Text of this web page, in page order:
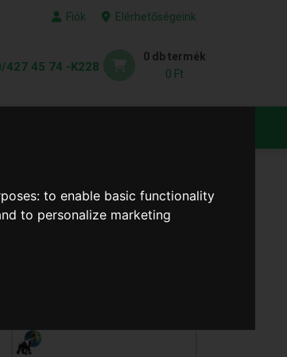
to enable basic functionality
to personalize marketing
Fiók Elérhetőségeink
427 45 74 -K228
0 db termék
0 Ft